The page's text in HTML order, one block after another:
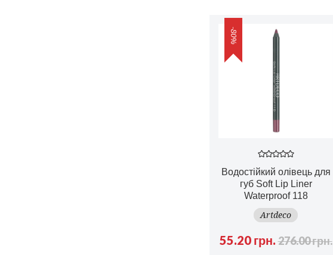
-80%
Водостійкий олівець для
губ Soft Lip Liner
Waterproof 118
Artdeco
55.20 грн.276.00 грн.